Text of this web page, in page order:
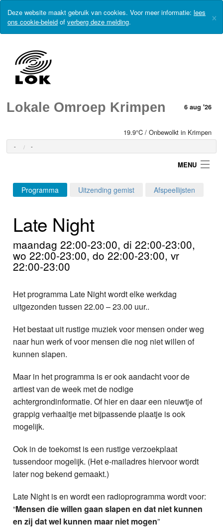
Deze website maakt gebruik van cookies. Voor meer informatie: lees
ons cookie-beleid of verberg deze melding. ×
Lokale Omroep Krimpen 6 aug '26
19.9°C / Onbewolkt in Krimpen
- -
MENU
Login
Home
Programma's
Nieuws
Foto's
Webcam
Info
Programma Uitzending gemist Afspeellijsten
Late Night
maandag 22:00-23:00, di 22:00-23:00,
wo 22:00-23:00, do 22:00-23:00, vr
22:00-23:00
Het programma Late Night wordt elke werkdag
uitgezonden tussen 22.00 – 23.00 uur..
Het bestaat uit rustige muziek voor mensen onder weg
naar hun werk of voor mensen die nog niet willen of
kunnen slapen.
Maar in het programma is er ook aandacht voor de
artiest van de week met de nodige
achtergrondinformatie. Of hier en daar een nieuwtje of
grappig verhaaltje met bijpassende plaatje is ook
mogelijk.
Ook in de toekomst is een rustige verzoekplaat
tussendoor mogelijk. (Het e-mailadres hiervoor wordt
later nog bekend gemaakt.)
Late Night is en wordt een radioprogramma wordt voor:
“Mensen die willen gaan slapen en dat niet kunnen
en zij dat wel kunnen maar niet mogen”